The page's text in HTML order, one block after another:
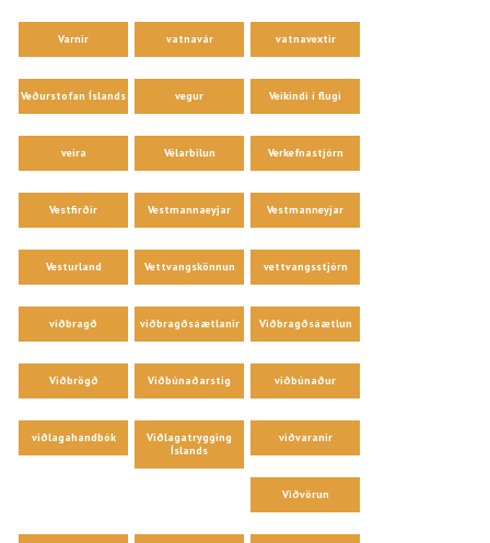
Varnir vatnavár vatnavextir
Veðurstofan Íslands vegur Veikindi í flugi
veira Vélarbilun Verkefnastjórn
Vestfirðir Vestmannaeyjar Vestmanneyjar
Vesturland Vettvangskönnun vettvangsstjórn
viðbragð viðbragðsáætlanir Viðbragðsáætlun
Viðbrögð Viðbúnaðarstig viðbúnaður
viðlagahandbók
Viðlagatrygging
Íslands
viðvaranir
Viðvörun